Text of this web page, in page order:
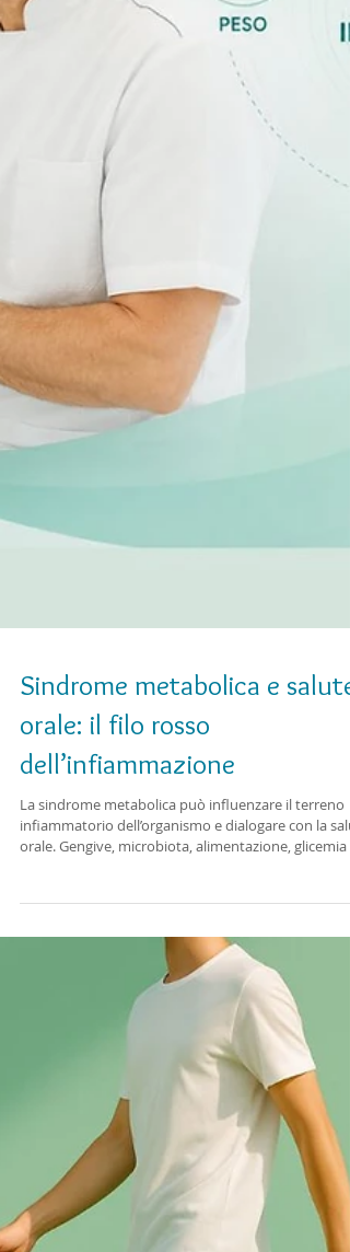
Sindrome metabolica e salute
orale: il filo rosso
dell’infiammazione
La sindrome metabolica può influenzare il terreno
orale. Gengive, microbiota, alimentazione, glicemia e
da osservare con un approccio Dental & Wellness.